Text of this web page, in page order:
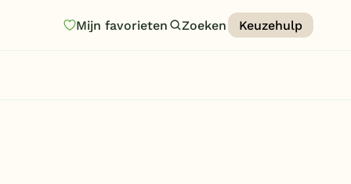
Mijn favorieten Zoeken Keuzehulp